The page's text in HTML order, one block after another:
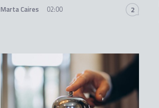
Marta Caires 02:00 2